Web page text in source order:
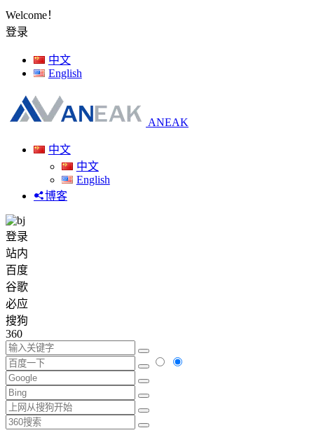
Welcome！
登录
中文
English
ANEAK
中文
中文
English
博客
登录
站内
百度
谷歌
必应
搜狗
360